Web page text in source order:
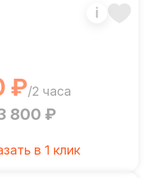
i
₽/2 часа
800 ₽
в 1 клик